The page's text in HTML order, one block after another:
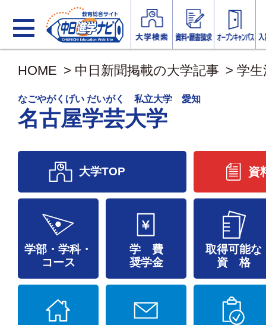
HOME > 中日新聞掲載の大学記事 > 学
なごやがくげい だいがく 私立大学 愛知
名古屋学芸大学
資
大学TOP
学部・学科・
コース
学 費
奨学金
取得可能な
資 格